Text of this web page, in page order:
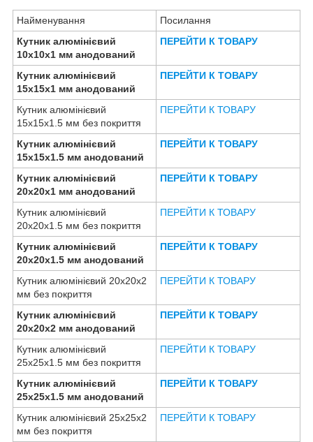
Найменування
Посилання
Кутник алюмінієвий
10х10х1 мм анодований
ПЕРЕЙТИ К ТОВАРУ
Кутник алюмінієвий
15х15х1 мм анодований
ПЕРЕЙТИ К ТОВАРУ
Кутник алюмінієвий
15х15х1.5 мм без покриття
ПЕРЕЙТИ К ТОВАРУ
Кутник алюмінієвий
15х15х1.5 мм анодований
ПЕРЕЙТИ К ТОВАРУ
Кутник алюмінієвий
20х20х1 мм анодований
ПЕРЕЙТИ К ТОВАРУ
Кутник алюмінієвий
20х20х1.5 мм без покриття
ПЕРЕЙТИ К ТОВАРУ
Кутник алюмінієвий
20х20х1.5 мм анодований
ПЕРЕЙТИ К ТОВАРУ
Кутник алюмінієвий 20х20х2
мм без покриття
ПЕРЕЙТИ К ТОВАРУ
Кутник алюмінієвий
20х20х2 мм анодований
ПЕРЕЙТИ К ТОВАРУ
Кутник алюмінієвий
25х25х1.5 мм без покриття
ПЕРЕЙТИ К ТОВАРУ
Кутник алюмінієвий
25х25х1.5 мм анодований
ПЕРЕЙТИ К ТОВАРУ
Кутник алюмінієвий 25х25х2
мм без покриття
ПЕРЕЙТИ К ТОВАРУ